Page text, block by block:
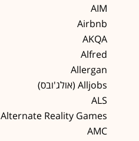
AIM
Airbnb
AKQA
Alfred
Allergan
Alljobs (אולג'ובס)
ALS
Alternate Reality Games
AMC